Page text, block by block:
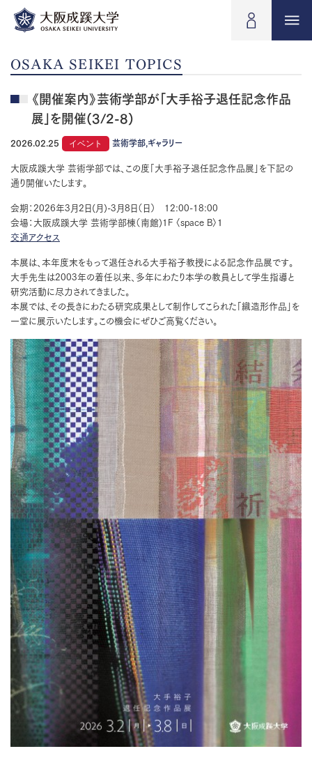
OSAKA SEIKEI TOPICS
《開催案内》芸術学部が「大手裕子退任記念作品
展」を開催(3/2-8)
2026.02.25 イベント 芸術学部,ギャラリー
大阪成蹊大学 芸術学部では、この度「大手裕子退任記念作品展」を下記の
通り開催いたします。
会期：2026年3月2日(月)-3月8日（日） 12:00-18:00
会場：大阪成蹊大学 芸術学部棟（南館)1F 〈space B〉１
交通アクセス
本展は、本年度末をもって退任される大手裕子教授による記念作品展です。
大手先生は2003年の着任以来、多年にわたり本学の教員として学生指導と
研究活動に尽力されてきました。
本展では、その長きにわたる研究成果として制作してこられた「織造形作品」を
一堂に展示いたします。この機会にぜひご高覧ください。